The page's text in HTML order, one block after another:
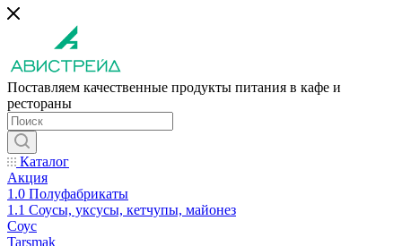
Поставляем качественные продукты питания в кафе и
рестораны
Каталог
Акция
1.0 Полуфабрикаты
1.1 Соусы, уксусы, кетчупы, майонез
Соус
Tarsmak